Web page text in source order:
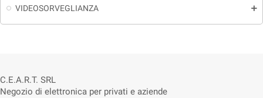
VIDEOSORVEGLIANZA
add
C.E.A.R.T. SRL
Negozio di elettronica per privati e aziende